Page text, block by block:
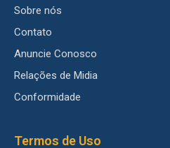
Sobre nós
Contato
Anuncie Conosco
Relações de Midia
Conformidade
Termos de Uso